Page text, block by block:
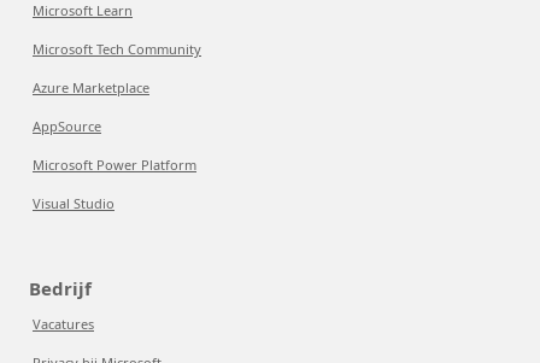
Microsoft Learn
Microsoft Tech Community
Azure Marketplace
AppSource
Microsoft Power Platform
Visual Studio
Bedrijf
Vacatures